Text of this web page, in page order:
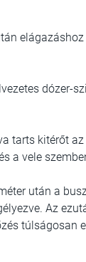
dózer-
tarts kitérőt
a vele
után a
Az
túlságosan